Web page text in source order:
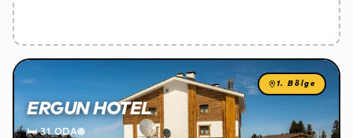
1. Bölge
ERGUN HOTEL
🛏31 ODA🌐